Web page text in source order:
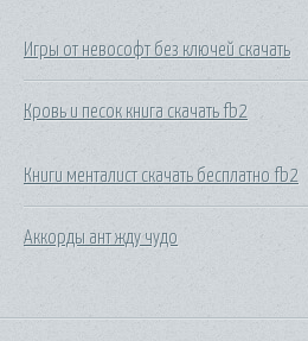
Игры от невософт без ключей скачать
Кровь и песок книга скачать fb2
Книги менталист скачать бесплатно fb2
Аккорды ант жду чудо